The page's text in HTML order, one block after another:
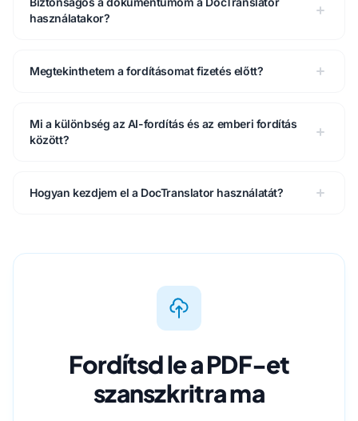
használatakor?
Megtekinthetem a fordításomat fizetés előtt?
Mi a különbség az AI-fordítás és az emberi fordítás
között?
Hogyan kezdjem el a DocTranslator használatát?
Fordítsd le a PDF-et
szanszkritra ma